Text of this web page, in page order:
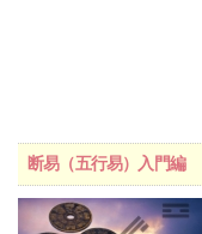
断易（五行易）入門編